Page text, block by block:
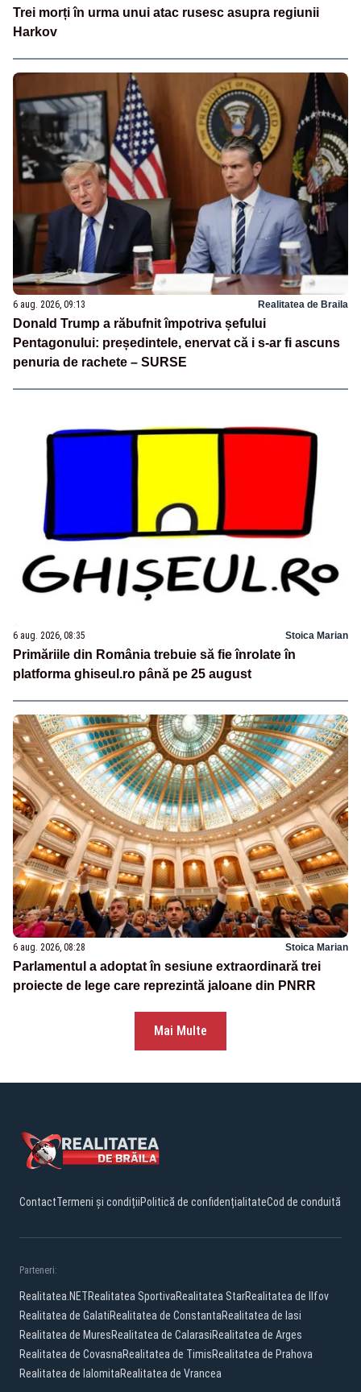
Trei morți în urma unui atac rusesc asupra regiunii
Harkov
6 aug. 2026, 09:13 Realitatea de Braila
Donald Trump a răbufnit împotriva șefului
Pentagonului: președintele, enervat că i s-ar fi ascuns
penuria de rachete – SURSE
6 aug. 2026, 08:35 Stoica Marian
Primăriile din România trebuie să fie înrolate în
platforma ghiseul.ro până pe 25 august
6 aug. 2026, 08:28 Stoica Marian
Parlamentul a adoptat în sesiune extraordinară trei
proiecte de lege care reprezintă jaloane din PNRR
Mai Multe
ContactTermeni și condițiiPolitică de confidențialitateCod de conduită
Parteneri:
Realitatea.NETRealitatea SportivaRealitatea StarRealitatea de Ilfov
Realitatea de GalatiRealitatea de ConstantaRealitatea de Iasi
Realitatea de MuresRealitatea de CalarasiRealitatea de Arges
Realitatea de CovasnaRealitatea de TimisRealitatea de Prahova
Realitatea de IalomitaRealitatea de Vrancea